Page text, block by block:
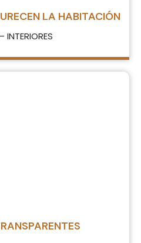
LA HABITACIÓN
INTERIORES